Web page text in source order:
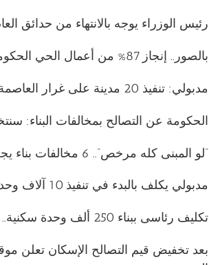
رئيس الوزراء يوجه بالانتهاء من حدائق
بالصور.. إنجاز 87% من أعمال الحي الحكومي بالعاصمة الإدارية الجديدة في مصر
مدبولي: تنفيذ 20 مدينة على غرار العاصمة الإدارية لاستيعاب الزيادة السكانية
الحكومة عن التصالح بمخالفات البناء:
“لو المبنى كله مرخص”.. 6 مخالفات بناء يجب التصالح فيها قبل نهاية المهلة
مدبولي يكلف بالبدء في تنفيذ 10 آلاف وحدة سكنية أخرى للموظفين بحدائق العاصمة
تكليف رئاسى ببناء 250 ألف وحدة سكنية..